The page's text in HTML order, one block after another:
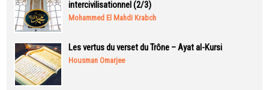
intercivilisationnel (2/3)
Mohammed El Mahdi Krabch
Les vertus du verset du Trône – Ayat al-Kursi
Housman Omarjee